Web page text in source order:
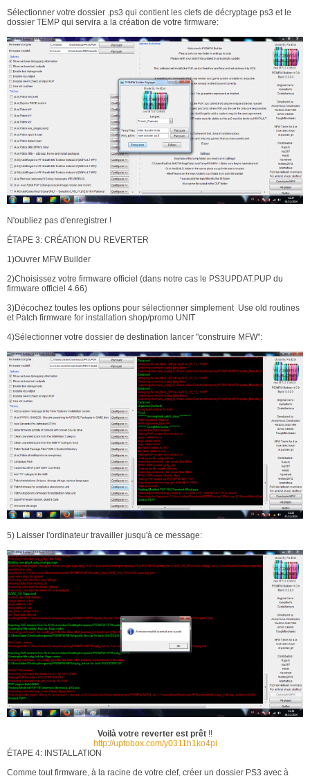
Sélectionner votre dossier .ps3 qui contient les clefs de décryptage ps3 et le
dossier TEMP qui servira a la création de votre firmware:
N'oubliez pas d'enregistrer !
ÉTAPE 3: CRÉATION DU REVERTER
1)Ouvrer MFW Builder
2)Choisissez votre firmware officiel (dans notre cas le PS3UPDAT.PUP du
firmware officiel 4.66)
3)Décochez toutes les options pour sélectionner simplement Use old routines
et Patch firmware for installation shop/promo UNIT
4)Sélectionner votre dossier de destination lancer "construire MFW":
5) Laisser l'ordinateur travailler jusqu'à ce message:
Voilà votre reverter est prêt !!
http://uptobox.com/y0311h1ko4pi
ÉTAPE 4: INSTALLATION
Comme tout firmware, à la racine de votre clef, créer un dossier PS3 avec à